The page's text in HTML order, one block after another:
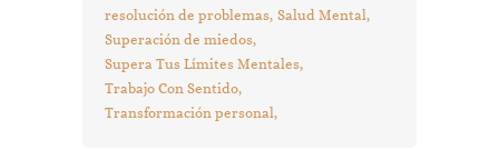
resolución de problemas Salud Mental
Superación de miedos
Supera Tus Límites Mentales
Trabajo Con Sentido
Transformación personal